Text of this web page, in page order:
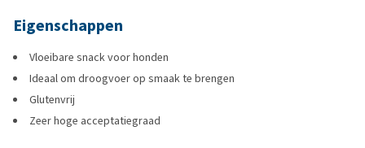
Eigenschappen
Vloeibare snack voor honden
Ideaal om droogvoer op smaak te brengen
Glutenvrij
Zeer hoge acceptatiegraad